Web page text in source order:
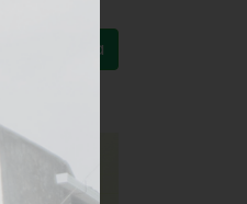
Semua Berita